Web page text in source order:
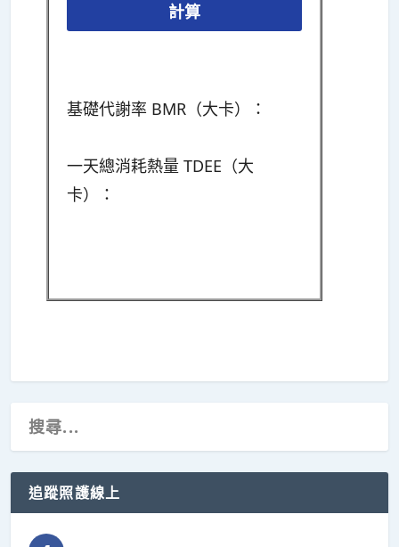
計算
基礎代謝率 BMR（大卡）：
一天總消耗熱量 TDEE（大
卡）：
追蹤照護線上